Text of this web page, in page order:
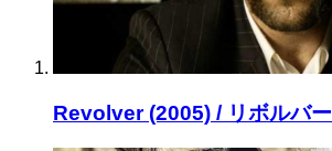
Revolver (2005) / リボルバー